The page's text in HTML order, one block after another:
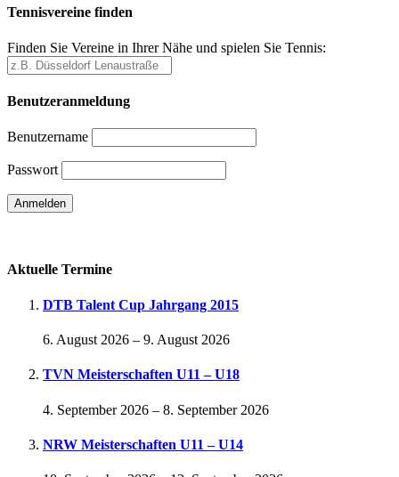
Tennisvereine finden
Finden Sie Vereine in Ihrer Nähe und spielen Sie Tennis:
Benutzeranmeldung
Benutzername
Passwort
Aktuelle Termine
DTB Talent Cup Jahrgang 2015
6. August 2026 – 9. August 2026
TVN Meisterschaften U11 – U18
4. September 2026 – 8. September 2026
NRW Meisterschaften U11 – U14